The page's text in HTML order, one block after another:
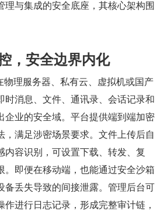
理与集成的安全底座，其核心架构围
，安全边界内化
物理服务器、私有云、虚拟机或国产
时消息、文件、通讯录、会话记录和
企业的安全域。平台提供端到端加密
，满足涉密场景要求。文件上传后自
内容识别，可设置下载、转发、复
。即便在移动端，也能通过安全沙箱
备丢失导致的间接泄露。管理后台可
进行日志记录，形成完整审计链，